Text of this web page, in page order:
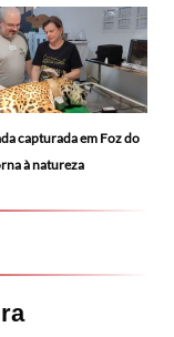
capturada em Foz do
à natureza